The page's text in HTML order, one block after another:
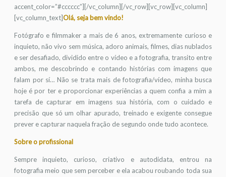
accent_color=”#cccccc”][/vc_column][/vc_row][vc_row][vc_column]
[vc_column_text]Olá, seja bem vindo!
Fotógrafo e filmmaker a mais de 6 anos, extremamente curioso e
inquieto, não vivo sem música, adoro animais, filmes, dias nublados
e ser desafiado, dividido entre o vídeo e a fotografia, transito entre
ambos, me descobrindo e contando histórias com imagens que
falam por sí… Não se trata mais de fotografia/vídeo, minha busca
hoje é por ter e proporcionar experiências a quem confia a mim a
tarefa de capturar em imagens sua história, com o cuidado e
precisão que só um olhar apurado, treinado e exigente consegue
prever e capturar naquela fração de segundo onde tudo acontece.
Sobre o profissional
Sempre inquieto, curioso, criativo e autodidata, entrou na
fotografia meio que sem perceber e ela acabou roubando toda sua